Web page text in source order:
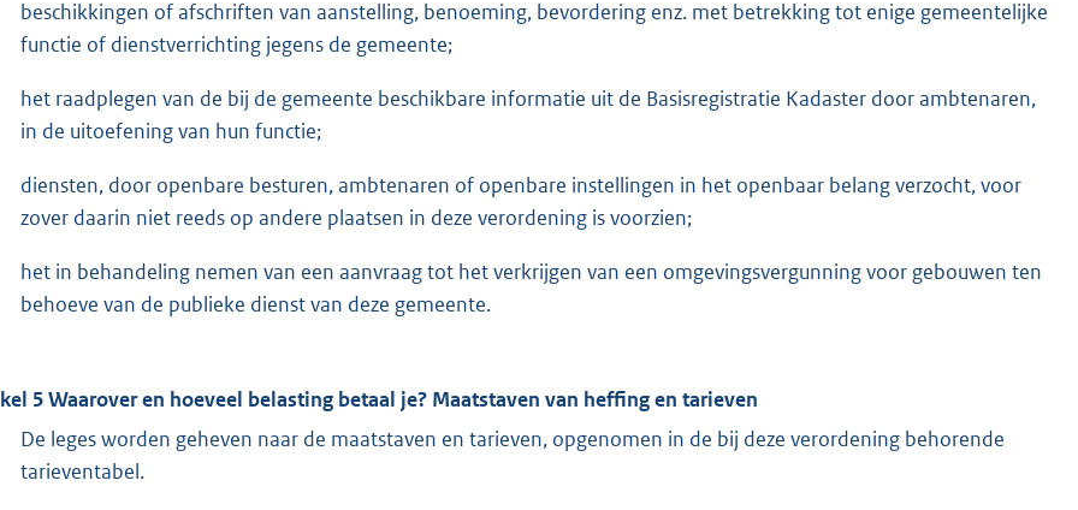
beschikkingen of afschriften van aanstelling, benoeming, bevordering enz. met betrekking tot enige gemeentelijke
functie of dienstverrichting jegens de gemeente;
het raadplegen van de bij de gemeente beschikbare informatie uit de Basisregistratie Kadaster door ambtenaren,
in de uitoefening van hun functie;
diensten, door openbare besturen, ambtenaren of openbare instellingen in het openbaar belang verzocht, voor
zover daarin niet reeds op andere plaatsen in deze verordening is voorzien;
het in behandeling nemen van een aanvraag tot het verkrijgen van een omgevingsvergunning voor gebouwen ten
behoeve van de publieke dienst van deze gemeente.
5 Waarover en hoeveel belasting betaal je? Maatstaven van heffing en tarieven
De leges worden geheven naar de maatstaven en tarieven, opgenomen in de bij deze verordening behorende
tarieventabel.